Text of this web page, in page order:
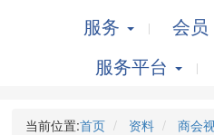
服务
会员
服务平台
当前位置:首页 资料 商会